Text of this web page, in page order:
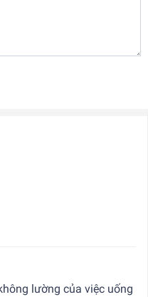
lường của việc uống